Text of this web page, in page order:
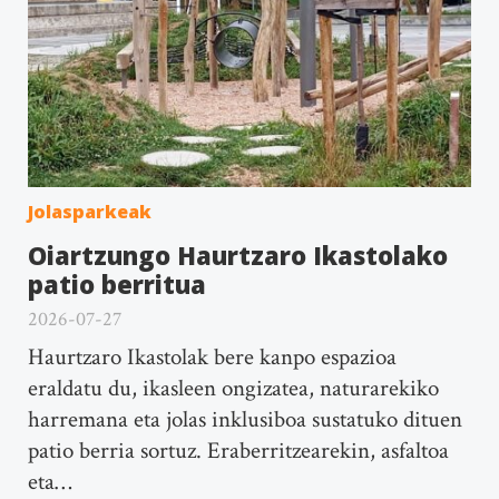
Jolasparkeak
Oiartzungo Haurtzaro Ikastolako
patio berritua
2026-07-27
Haurtzaro Ikastolak bere kanpo espazioa
eraldatu du, ikasleen ongizatea, naturarekiko
harremana eta jolas inklusiboa sustatuko dituen
patio berria sortuz. Eraberritzearekin, asfaltoa
eta…